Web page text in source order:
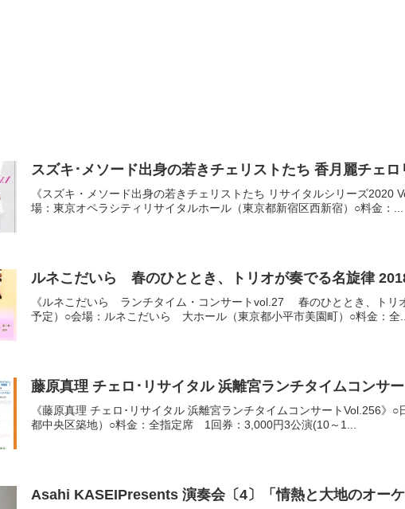
スズキ･メソード出身の若きチェリストたち 香月麗チェ
《スズキ・メソード出身の若きチェリストたち リサイタルシリーズ
場：東京オペラシティリサイタルホール（東京都新宿区西新宿）○料金：...
ルネこだい
《ルネこだいら ランチタイム・コンサートvol.27 春のひととき、ト
予定）○会場：ルネこだいら 大ホール（東京都小平市美園町）○料金：全...
藤原真理 チェロ･リサイタル 浜離宮ランチタイムコンサ
《藤原真理 チェロ･リサイタル 浜離宮ランチタイムコンサートVol.256
都中央区築地）○料金：全指定席 1回券：3,000円3公演(10～1...
Asahi KASEIPresents 演奏会〔4〕「情熱と大地のオー